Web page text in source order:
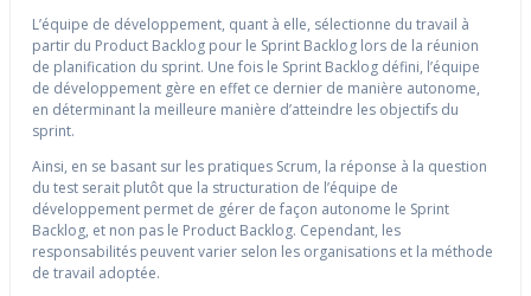
L’équipe de développement, quant à elle, sélectionne du travail à
partir du Product Backlog pour le Sprint Backlog lors de la réunion
de planification du sprint. Une fois le Sprint Backlog défini, l’équipe
de développement gère en effet ce dernier de manière autonome,
en déterminant la meilleure manière d’atteindre les objectifs du
sprint.
Ainsi, en se basant sur les pratiques Scrum, la réponse à la question
du test serait plutôt que la structuration de l’équipe de
développement permet de gérer de façon autonome le Sprint
Backlog, et non pas le Product Backlog. Cependant, les
responsabilités peuvent varier selon les organisations et la méthode
de travail adoptée.